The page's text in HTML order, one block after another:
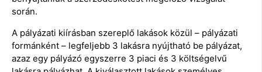
során.
A pályázati kiírásban szereplő lakások közül – pályázati
formánként – legfeljebb 3 lakásra nyújtható be pályázat,
azaz egy pályázó egyszerre 3 piaci és 3 költségelvű